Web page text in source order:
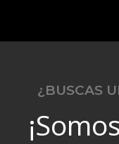
¿BUSCAS